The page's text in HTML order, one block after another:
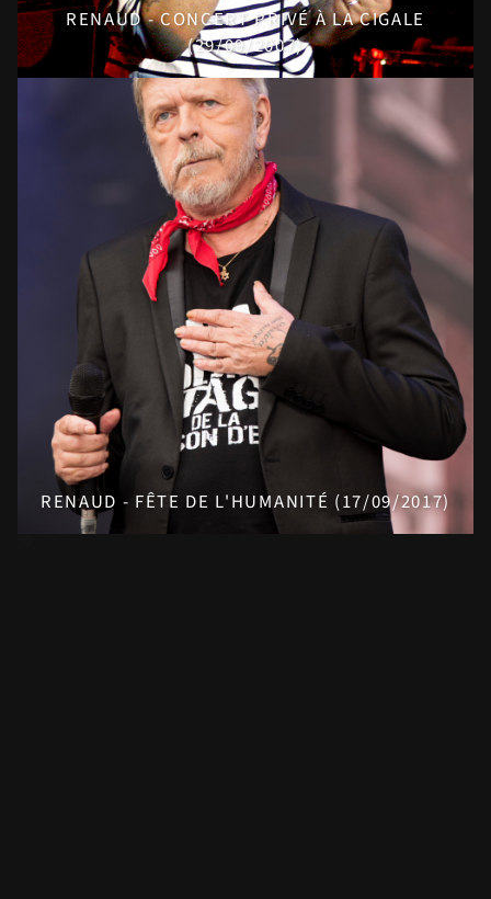
RENAUD - CONCERT PRIVÉ À LA CIGALE
(29/09/2007)
RENAUD - FÊTE DE L'HUMANITÉ (17/09/2017)